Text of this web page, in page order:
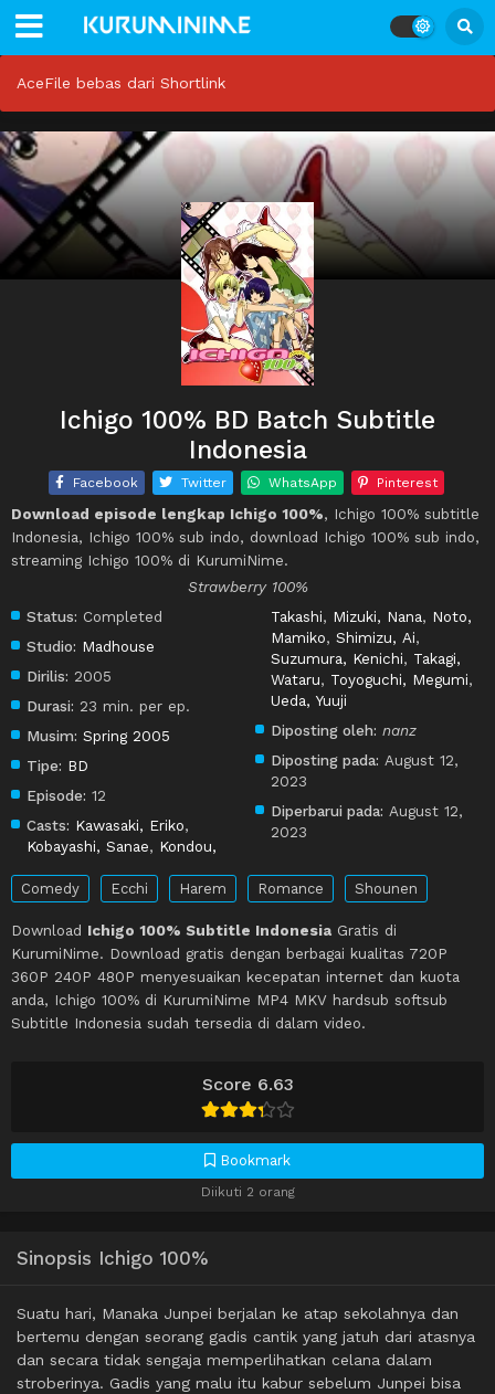
AceFile bebas dari Shortlink
Score 6.63
Bookmark
Diikuti 2 orang
Ichigo 100% BD Batch Subtitle
Indonesia
Facebook Twitter WhatsApp Pinterest
Download episode lengkap Ichigo 100%, Ichigo 100% subtitle
Indonesia, Ichigo 100% sub indo, download Ichigo 100% sub indo,
streaming Ichigo 100% di KurumiNime.
Strawberry 100%
Status: Completed
Studio: Madhouse
Dirilis: 2005
Durasi: 23 min. per ep.
Musim: Spring 2005
Tipe: BD
Episode: 12
Casts: Kawasaki, Eriko,
Kobayashi, Sanae, Kondou,
Takashi, Mizuki, Nana, Noto,
Mamiko,Shimizu, Ai,
Suzumura, Kenichi, Takagi,
Wataru, Toyoguchi, Megumi,
Ueda, Yuuji
Diposting oleh: nanz
Diposting pada: August 12,
2023
Diperbarui pada: August 12,
2023
Comedy Ecchi Harem Romance Shounen
Download Ichigo 100% Subtitle Indonesia Gratis di
KurumiNime. Download gratis dengan berbagai kualitas 720P
360P 240P 480P menyesuaikan kecepatan internet dan kuota
anda, Ichigo 100% di KurumiNime MP4 MKV hardsub softsub
Subtitle Indonesia sudah tersedia di dalam video.
Sinopsis Ichigo 100%
Suatu hari, Manaka Junpei berjalan ke atap sekolahnya dan
bertemu dengan seorang gadis cantik yang jatuh dari atasnya
dan secara tidak sengaja memperlihatkan celana dalam
stroberinya. Gadis yang malu itu kabur sebelum Junpei bisa